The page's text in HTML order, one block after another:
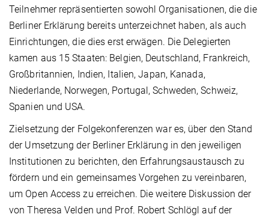
Teilnehmer repräsentierten sowohl Organisationen, die die
Berliner Erklärung bereits unterzeichnet haben, als auch
Einrichtungen, die dies erst erwägen. Die Delegierten
kamen aus 15 Staaten: Belgien, Deutschland, Frankreich,
Großbritannien, Indien, Italien, Japan, Kanada,
Niederlande, Norwegen, Portugal, Schweden, Schweiz,
Spanien und USA.
Zielsetzung der Folgekonferenzen war es, über den Stand
der Umsetzung der Berliner Erklärung in den jeweiligen
Institutionen zu berichten, den Erfahrungsaustausch zu
fördern und ein gemeinsames Vorgehen zu vereinbaren,
um Open Access zu erreichen. Die weitere Diskussion der
von Theresa Velden und Prof. Robert Schlögl auf der